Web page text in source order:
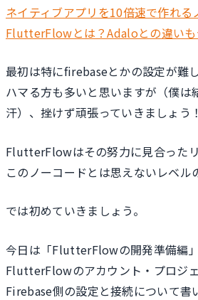
ネイティブアプリを10倍速で作れる
FlutterFlowとは？Adaloとの違いも
最初は特にfirebaseとかの設定が難
ハマる方も多いと思いますが（僕は
汗）、挫けず頑張っていきましょう！
FlutterFlowはその努力に見合ったリ
このノーコードとは思えないレベル
では初めていきましょう。
今日は「FlutterFlowの開発準備編
FlutterFlowのアカウント・プロジ
Firebase側の設定と接続について書